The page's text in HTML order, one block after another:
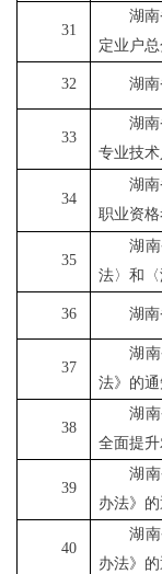
31
湖
定业户
32 湖
33
湖
专业技
34
湖
职业资
35
湖
法〉和
36 湖
37
湖
法》的通
38
湖
全面提
39
湖
办法》
40
湖
办法》